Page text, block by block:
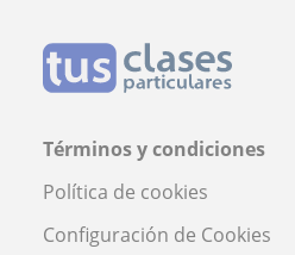
Términos y condiciones
Política de cookies
Configuración de Cookies